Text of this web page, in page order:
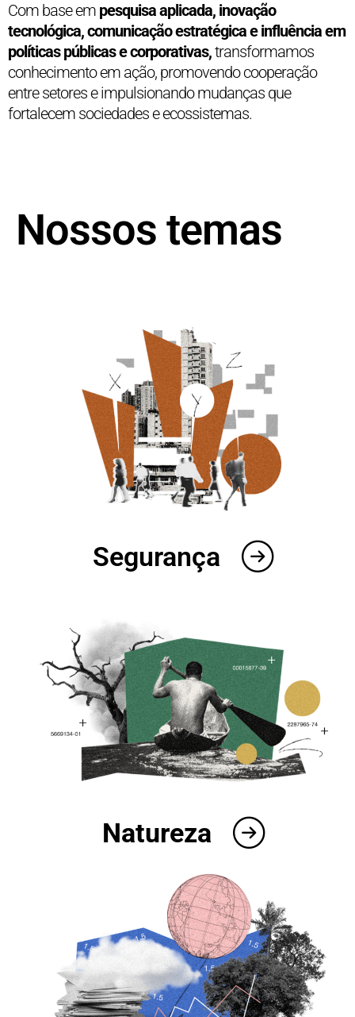
Com base em pesquisa aplicada, inovação
tecnológica, comunicação estratégica e influência em
políticas públicas e corporativas,transformamos
conhecimento em ação, promovendo cooperação
entre setores e impulsionando mudanças que
fortalecem sociedades e ecossistemas.
Nossos temas
Segurança
Natureza